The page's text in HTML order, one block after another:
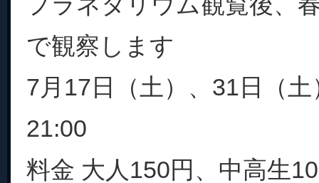
で観察します
7月17日（土）、31日（
21:00
料金 大人150円、中高生